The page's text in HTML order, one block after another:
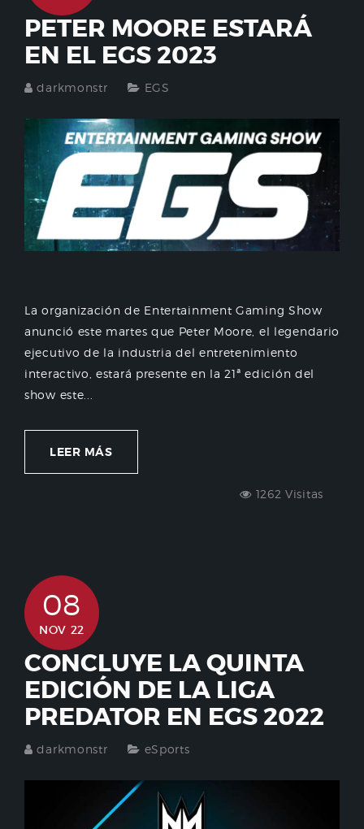
PETER MOORE ESTARÁ
EN EL EGS 2023
darkmonstr EGS
La organización de Entertainment Gaming Show
anunció este martes que Peter Moore, el legendario
ejecutivo de la industria del entretenimiento
interactivo, estará presente en la 21ª edición del
show este...
LEER MÁS
1262 Visitas
08
NOV 22
CONCLUYE LA QUINTA
EDICIÓN DE LA LIGA
PREDATOR EN EGS 2022
darkmonstr eSports